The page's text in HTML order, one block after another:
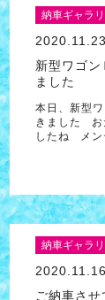
納車ギャラ
2020.11.23
新型ワゴン
ました
本日、新型
きました お
したね メ
納車ギャラ
2020.11.16
ご納車させ